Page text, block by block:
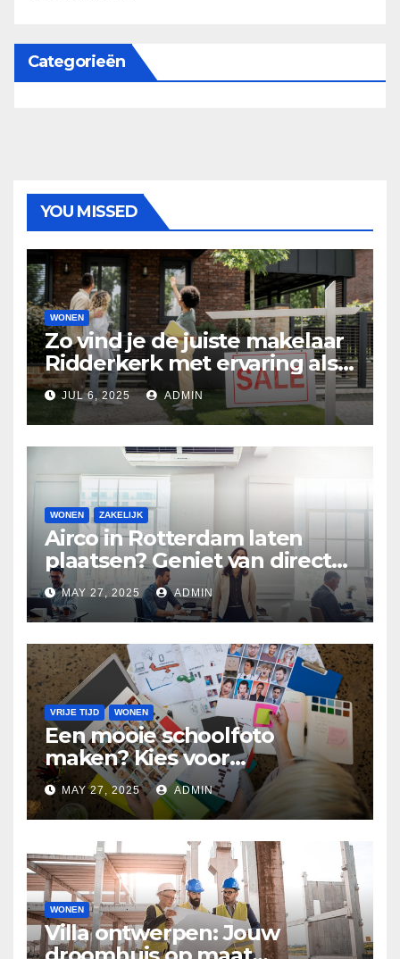
Categorieën
YOU MISSED
WONEN
Zo vind je de juiste makelaar
Ridderkerk met ervaring als
makelaar
JUL 6, 2025 ADMIN
WONEN ZAKELIJK
Airco in Rotterdam laten
plaatsen? Geniet van directe
verkoeling
MAY 27, 2025 ADMIN
VRIJE TIJD WONEN
Een mooie schoolfoto
maken? Kies voor
professionele
schoolfotografie
MAY 27, 2025 ADMIN
WONEN
Villa ontwerpen: Jouw